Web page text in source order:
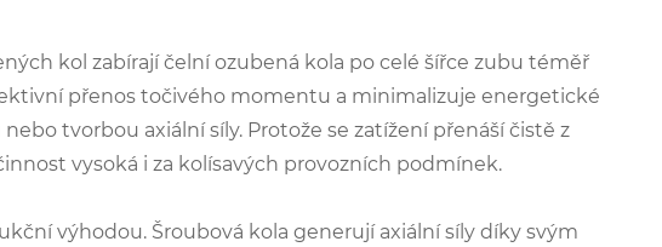
kol zabírají čelní ozubená kola po celé šířce zubu téměř
přenos točivého momentu a minimalizuje energetické
tvorbou axiální síly. Protože se zatížení přenáší čistě z
vysoká i za kolísavých provozních podmínek.
výhodou. Šroubová kola generují axiální síly díky svým